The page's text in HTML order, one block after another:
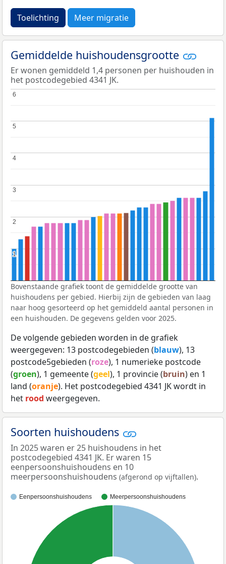
Toelichting Meer migratie
Gemiddelde huishoudensgrootte
Er wonen gemiddeld 1,4 personen per huishouden in
het postcodegebied 4341 JK.
1
1
2
2
3
3
4
4
5
5
6
6
Bovenstaande grafiek toont de gemiddelde grootte van
huishoudens per gebied. Hierbij zijn de gebieden van laag
naar hoog gesorteerd op het gemiddeld aantal personen in
een huishouden. De gegevens gelden voor 2025.
De volgende gebieden worden in de grafiek
weergegeven: 13 postcodegebieden (blauw), 13
postcode5gebieden (roze), 1 numerieke postcode
(groen), 1 gemeente (geel), 1 provincie (bruin) en 1
land (oranje). Het postcodegebied 4341 JK wordt in
het rood weergegeven.
Soorten huishoudens
In 2025 waren er 25 huishoudens in het
postcodegebied 4341 JK. Er waren 15
eenpersoonshuishoudens en 10
meerpersoonshuishoudens (afgerond op vijftallen).
Eenpersoonshuishoudens Meerpersoonshuishoudens